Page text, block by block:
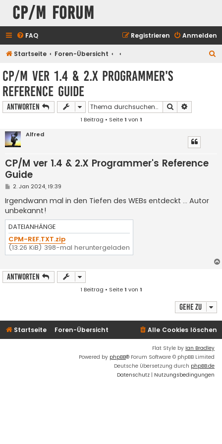
CP/M Forum
FAQ Anmelden
Registrieren
Startseite Foren-Übersicht
CP/M ver 1.4 & 2.X Programmer's
Reference Guide
Antworten Suche
1 Beitrag • Seite1 von 1
Alfred
CP/M ver 1.4 & 2.X Programmer's Reference
Guide
B
i
t
r
a
g
2. Jan 2024, 19:39
Irgendwann mal in den Tiefen des WEBs entdeckt ... Autor
unbekannt!
DATEIANHÄNGE
CPM-REF.TXT.zip
(13.26 KiB) 398-mal heruntergeladen
Antworten
1 Beitrag • Seite1 von 1
Gehe zu
Startseite Foren-Übersicht Alle Cookies löschen
Flat Style by Ian Bradley
Powered by phpBB® Forum Software © phpBB Limited
Deutsche Übersetzung durch phpBB.de
Datenschutz | Nutzungsbedingungen